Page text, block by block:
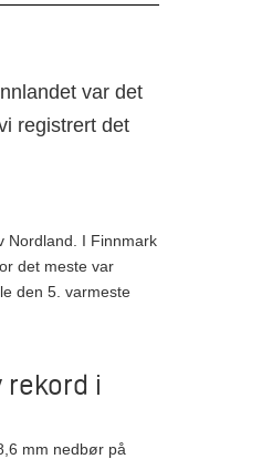
var det
registrert det
Nordland. I Finnmark
det meste var
den 5. varmeste
i
mm nedbør på